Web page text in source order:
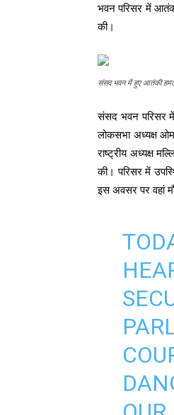
भवन परिसर में
की।
संसद भवन में हुए आतंकी हमले के
संसद भवन परिसर
लोकसभा अध्यक्ष ओम
राष्ट्रीय अध्यक्ष
की। परिसर में
इस अवसर पर वहां